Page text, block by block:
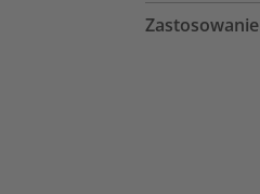
Zastosowanie